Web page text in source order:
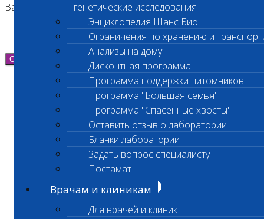
генетические исследования
Энциклопедия Шанс Био
Ограничения по хранению и
Анализы на дому
Дисконтная программа
Программа поддержки питомников
Программа "Большая семья"
Программа "Спасенные хвосты"
Оставить отзыв о лаборатории
Бланки лаборатории
Задать вопрос специалисту
Постамат
Врачам и клиникам
Для врачей и клиник
Ваш номер телефона
Отправить